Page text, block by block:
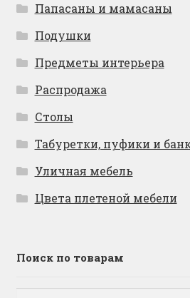
Папасаны и мамасаны
Подушки
Предметы интерьера
Распродажа
Столы
Табуретки, пуфики и
Уличная мебель
Цвета плетеной мебели
Поиск по товарам